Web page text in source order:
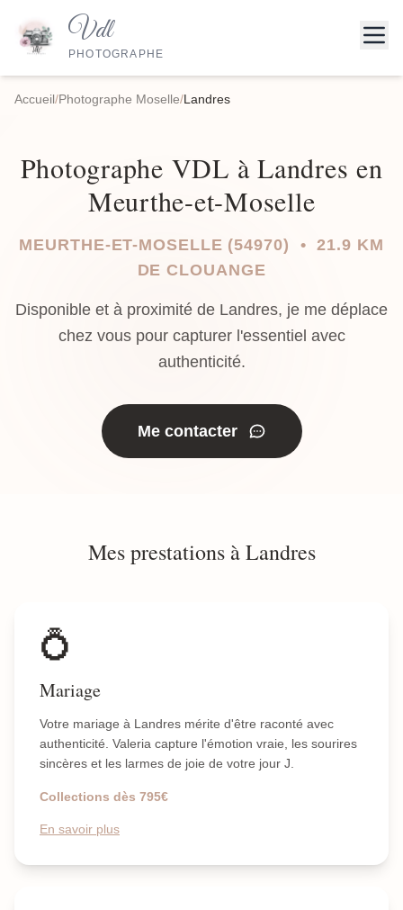
Vdl
PHOTOGRAPHE
Accueil/Photographe Moselle/Landres
Photographe VDL à Landres en
Meurthe-et-Moselle
MEURTHE-ET-MOSELLE (54970) • 21.9 KM
DE CLOUANGE
Disponible et à proximité de Landres, je me déplace
chez vous pour capturer l'essentiel avec
authenticité.
Me contacter
Mes prestations à Landres
💍
Mariage
Votre mariage à Landres mérite d'être raconté avec
authenticité. Valeria capture l'émotion vraie, les sourires
sincères et les larmes de joie de votre jour J.
Collections dès 795€
En savoir plus